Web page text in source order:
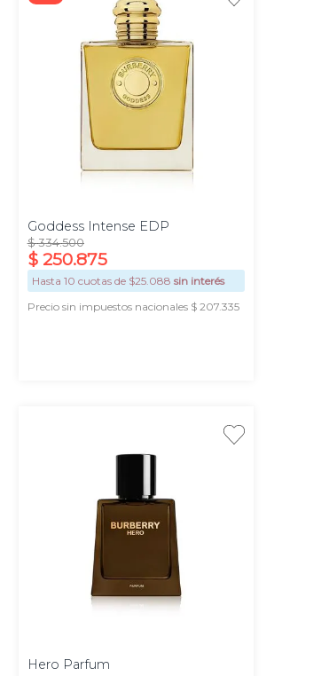
50 ml
Goddess Intense EDP
$ 334.500
$ 250.875
Hasta 10 cuotas de $25.088 sin interés
Precio sin impuestos nacionales $ 207.335
100
Hero Parfum